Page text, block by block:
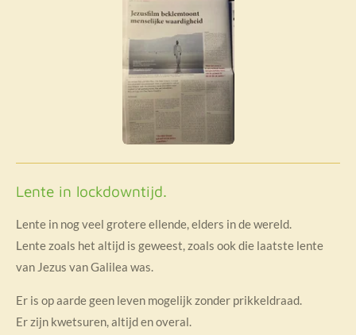
Lente in lockdowntijd.
Lente in nog veel grotere ellende, elders in de wereld.
Lente zoals het altijd is geweest, zoals ook die laatste lente
van Jezus van Galilea was.
Er is op aarde geen leven mogelijk zonder prikkeldraad.
Er zijn kwetsuren, altijd en overal.